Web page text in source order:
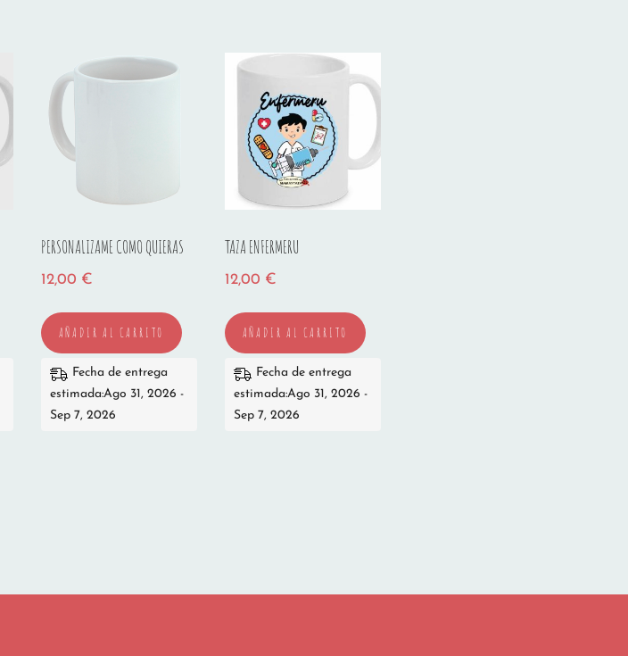
PERSONALIZAME COMO QUIERAS
12,00 €
AÑADIR AL CARRITO
Fecha de entrega
estimada:Ago 31, 2026 -
Sep 7, 2026
TAZA ENFERMERU
12,00 €
AÑADIR AL CARRITO
Fecha de entrega
estimada:Ago 31, 2026 -
Sep 7, 2026